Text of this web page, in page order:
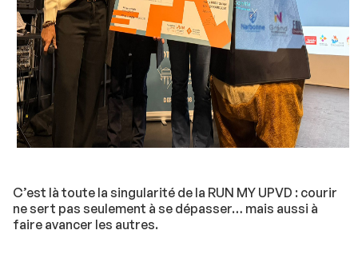
C’est là toute la singularité de la RUN MY UPVD : courir
ne sert pas seulement à se dépasser… mais aussi à
faire avancer les autres.